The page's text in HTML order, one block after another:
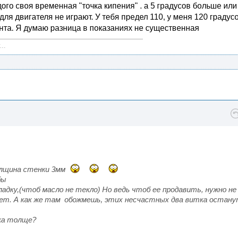
своя временная "точка кипения" . а 5 градусов больше или
двигателя не играют. У тебя предел 110, у меня 120
Я думаю разница в показаниях не существенная
стенки 3мм
масло не текло) Но ведь чтоб ее продавить, нужно не
А как же там обожмешь, этих несчастных два витка
толще?